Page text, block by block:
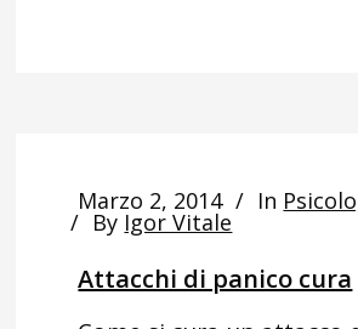
Marzo 2, 2014 In
By Igor Vitale
Attacchi di panico cura